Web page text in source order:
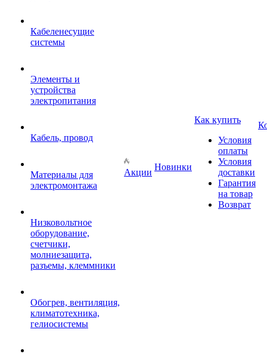
Кабеленесущие
системы
Элементы и
устройства
электропитания
Кабель, провод
Материалы для
электромонтажа
Низковольтное
оборудование,
счетчики,
молниезащита,
разъемы, клеммники
Обогрев, вентиляция,
климатотехника,
гелиосистемы
Акции
Новинки
Как купить
Условия
оплаты
Условия
доставки
Гарантия
на товар
Возврат